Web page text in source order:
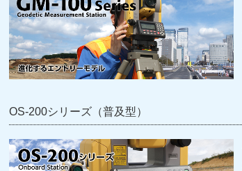
OS-200シリーズ（普及型）